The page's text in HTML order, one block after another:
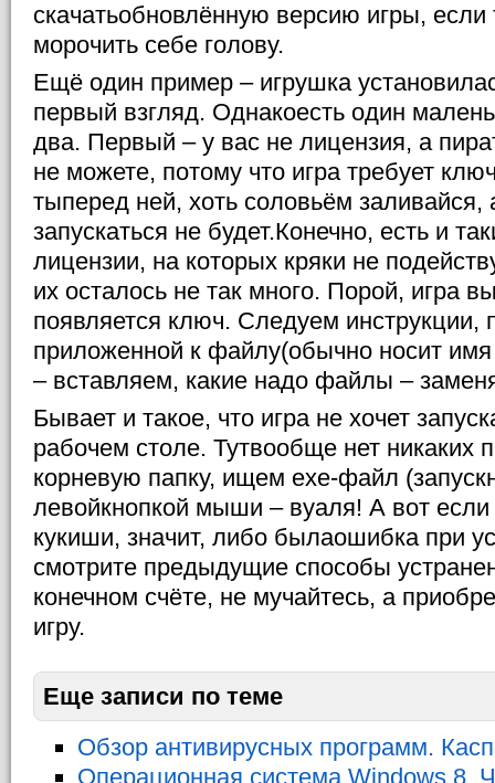
скачатьобновлённую версию игры, если
морочить себе голову.
Ещё один пример – игрушка
первый взгляд. Однакоесть один
два. Первый – у вас не лицензия, а
не можете, потому что игра требует
тыперед ней, хоть соловьём заливайся,
запускаться не будет.Конечно, есть и
лицензии, на которых кряки не
их осталось не так много. Порой, игра
появляется ключ. Следуем инструкции,
приложенной к файлу(обычно носит
– вставляем, какие надо файлы –
Бывает и такое, что игра не хочет
рабочем столе. Тутвообще нет никаких
корневую папку, ищем exe-файл
левойкнопкой мыши – вуаля! А вот если
кукиши, значит, либо былаошибка при
смотрите предыдущие способы
конечном счёте, не мучайтесь, а
игру.
Еще записи по теме
Обзор антивирусных программ.
Операционная система Windows 8.